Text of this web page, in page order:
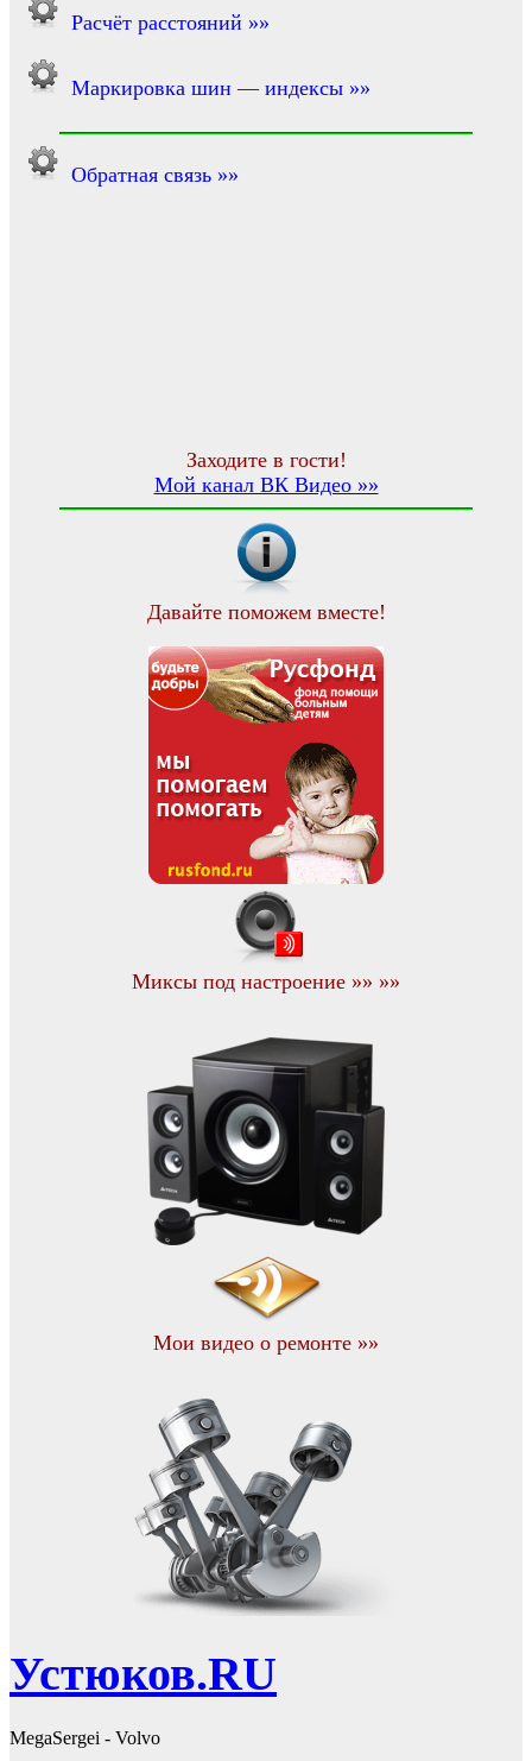
Расчёт расстояний »»
Маркировка шин — индексы »»
Обратная связь »»
Заходите в гости!
Мой канал ВК Видео »»
Давайте поможем вместе!
Миксы под настроение »» »»
Мои видео о ремонте »»
Устюков.RU
MegaSergei - Volvo